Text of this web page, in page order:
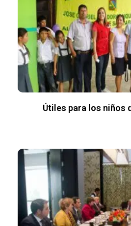
Útiles para los niños